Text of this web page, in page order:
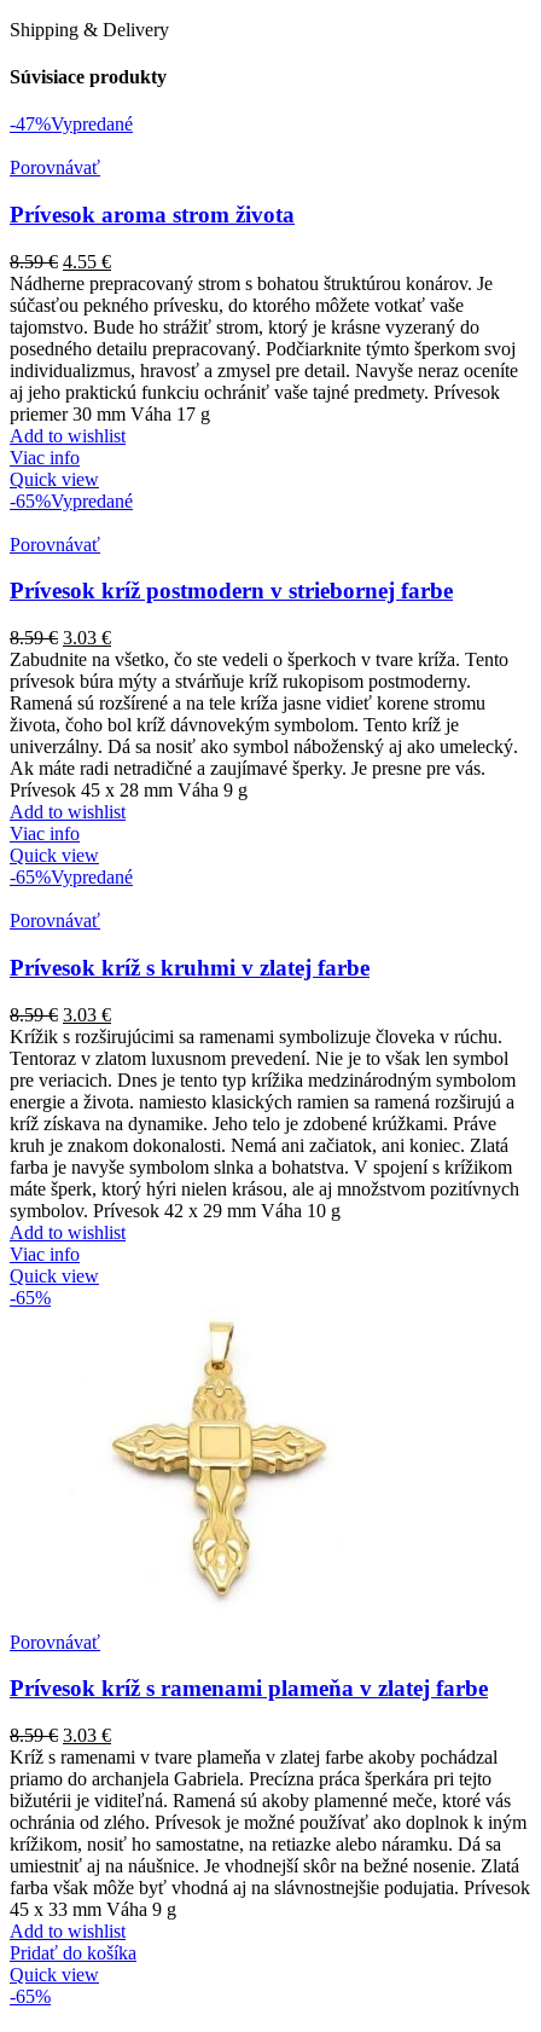
Shipping & Delivery
Súvisiace produkty
-47%Vypredané
Porovnávať
Prívesok aroma strom života
8.59€ 4.55 €
Nádherne prepracovaný strom s bohatou štruktúrou konárov. Je
súčasťou pekného prívesku, do ktorého môžete votkať vaše
tajomstvo. Bude ho strážiť strom, ktorý je krásne vyzeraný do
posedného detailu prepracovaný. Podčiarknite týmto šperkom svoj
individualizmus, hravosť a zmysel pre detail. Navyše neraz oceníte
aj jeho praktickú funkciu ochrániť vaše tajné predmety. Prívesok
priemer 30 mm Váha 17 g
Add to wishlist
Viac info
Quick view
-65%Vypredané
Porovnávať
Prívesok kríž postmodern v striebornej farbe
8.59€ 3.03 €
Zabudnite na všetko, čo ste vedeli o šperkoch v tvare kríža. Tento
prívesok búra mýty a stvárňuje kríž rukopisom postmoderny.
Ramená sú rozšírené a na tele kríža jasne vidieť korene stromu
života, čoho bol kríž dávnovekým symbolom. Tento kríž je
univerzálny. Dá sa nosiť ako symbol náboženský aj ako umelecký.
Ak máte radi netradičné a zaujímavé šperky. Je presne pre vás.
Prívesok 45 x 28 mm Váha 9 g
Add to wishlist
Viac info
Quick view
-65%Vypredané
Porovnávať
Prívesok kríž s kruhmi v zlatej farbe
8.59€ 3.03 €
Krížik s rozširujúcimi sa ramenami symbolizuje človeka v rúchu.
Tentoraz v zlatom luxusnom prevedení. Nie je to však len symbol
pre veriacich. Dnes je tento typ krížika medzinárodným symbolom
energie a života. namiesto klasických ramien sa ramená rozširujú a
kríž získava na dynamike. Jeho telo je zdobené krúžkami. Práve
kruh je znakom dokonalosti. Nemá ani začiatok, ani koniec. Zlatá
farba je navyše symbolom slnka a bohatstva. V spojení s krížikom
máte šperk, ktorý hýri nielen krásou, ale aj množstvom pozitívnych
symbolov. Prívesok 42 x 29 mm Váha 10 g
Add to wishlist
Viac info
Quick view
-65%
Porovnávať
Prívesok kríž s ramenami plameňa v zlatej farbe
8.59€ 3.03 €
Kríž s ramenami v tvare plameňa v zlatej farbe akoby pochádzal
priamo do archanjela Gabriela. Precízna práca šperkára pri tejto
bižutérii je viditeľná. Ramená sú akoby plamenné meče, ktoré vás
ochránia od zlého. Prívesok je možné používať ako doplnok k iným
krížikom, nosiť ho samostatne, na retiazke alebo náramku. Dá sa
umiestniť aj na náušnice. Je vhodnejší skôr na bežné nosenie. Zlatá
farba však môže byť vhodná aj na slávnostnejšie podujatia. Prívesok
45 x 33 mm Váha 9 g
Add to wishlist
Pridať do košíka
Quick view
-65%